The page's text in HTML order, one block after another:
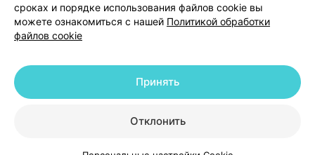
Написать в поддержку
Персональные настройки Cookie
© 2026 ООО «Артокс Лаб», УНП 191700409 | 220012, Республика Беларусь,
+375 291212755
сроках и порядке использования файлов cookie вы
можете ознакомиться с нашей Политикой обработки
файлов cookie
Отклонить
Принять